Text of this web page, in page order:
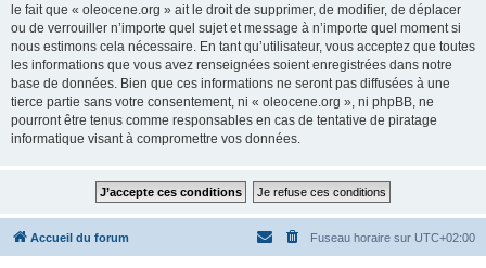
le fait que « oleocene.org » ait le droit de supprimer, de modifier, de déplacer
ou de verrouiller n’importe quel sujet et message à n’importe quel moment si
nous estimons cela nécessaire. En tant qu’utilisateur, vous acceptez que toutes
les informations que vous avez renseignées soient enregistrées dans notre
base de données. Bien que ces informations ne seront pas diffusées à une
tierce partie sans votre consentement, ni « oleocene.org », ni phpBB, ne
pourront être tenus comme responsables en cas de tentative de piratage
informatique visant à compromettre vos données.
Accueil du forum Fuseau horaire sur UTC+02:00